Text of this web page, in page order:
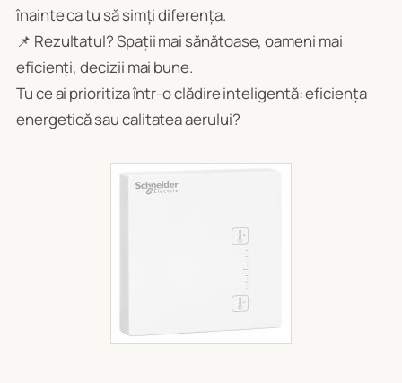
înainte ca tu să simți diferența.
📌 Rezultatul? Spații mai sănătoase, oameni mai
eficienți, decizii mai bune.
Tu ce ai prioritiza într-o clădire inteligentă: eficiența
energetică sau calitatea aerului?